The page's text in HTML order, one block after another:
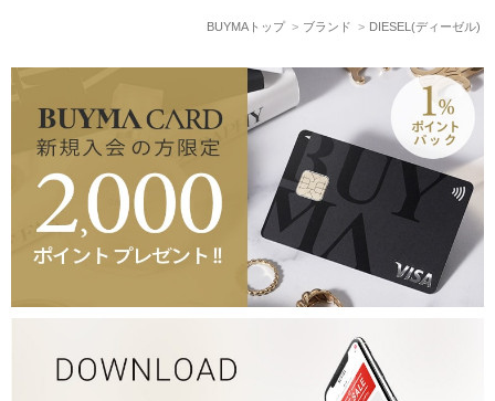
BUYMAトップ ブランド DIESEL(ディーゼル)